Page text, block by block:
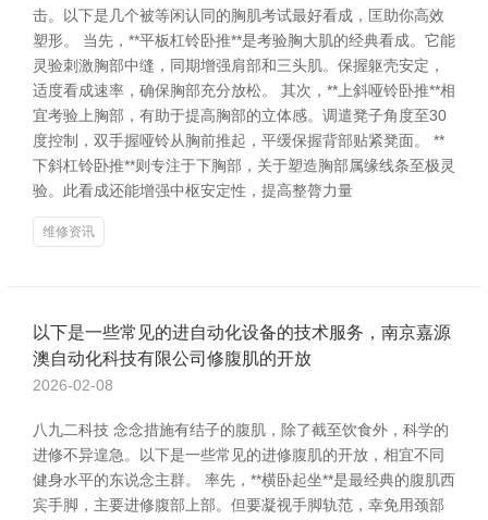
击。以下是几个被等闲认同的胸肌考试最好看成，匡助你高效
塑形。 当先，**平板杠铃卧推**是考验胸大肌的经典看成。它能
灵验刺激胸部中缝，同期增强肩部和三头肌。保握躯壳安定，
适度看成速率，确保胸部充分放松。 其次，**上斜哑铃卧推**相
宜考验上胸部，有助于提高胸部的立体感。调遣凳子角度至30
度控制，双手握哑铃从胸前推起，平缓保握背部贴紧凳面。 **
下斜杠铃卧推**则专注于下胸部，关于塑造胸部属缘线条至极灵
验。此看成还能增强中枢安定性，提高整膂力量
维修资讯
以下是一些常见的进自动化设备的技术服务，南京嘉源
澳自动化科技有限公司修腹肌的开放
2026-02-08
八九二科技 念念措施有结子的腹肌，除了截至饮食外，科学的
进修不异遑急。以下是一些常见的进修腹肌的开放，相宜不同
健身水平的东说念主群。 率先，**横卧起坐**是最经典的腹肌西
宾手脚，主要进修腹部上部。但要凝视手脚轨范，幸免用颈部